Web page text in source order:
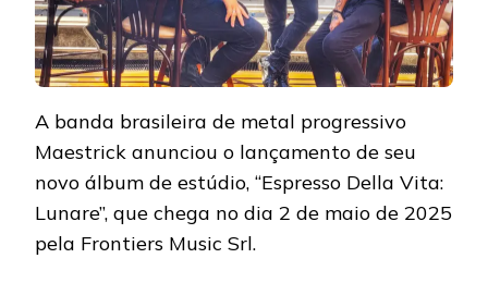
A banda brasileira de metal progressivo
Maestrick anunciou o lançamento de seu
novo álbum de estúdio, “Espresso Della Vita:
Lunare”, que chega no dia 2 de maio de 2025
pela Frontiers Music Srl.